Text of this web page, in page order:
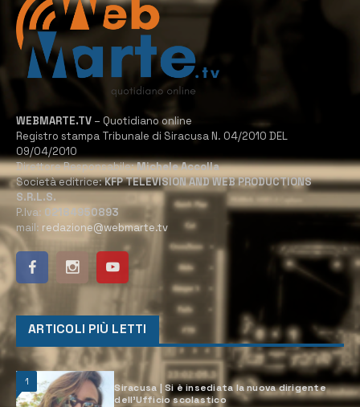
WEBMARTE.TV – Quotidiano online
Registro stampa Tribunale di Siracusa N. 04/2010 DEL
09/04/2010
Direttore Responsabile:Michele Accolla
Società editrice:KFP TELEVISION AND WEB PRODUCTIONS
S.R.L.S.
P.Iva: 02184950893
mail: redazione@webmarte.tv
ARTICOLI PIÙ LETTI
1
Siracusa | Si è insediata la nuova dirigente
dell’Ufficio scolastico